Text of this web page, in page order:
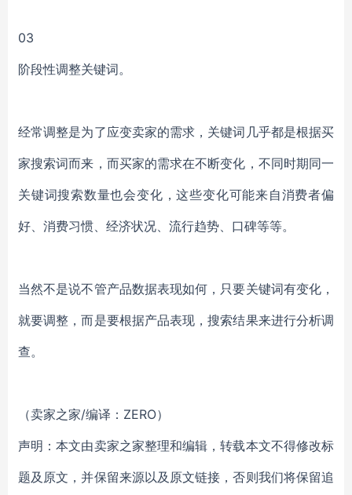
03
阶段性调整关键词。
经常调整是为了应变卖家的需求，关键词几乎都是根据买
家搜索词而来，而买家的需求在不断变化，不同时期同一
关键词搜索数量也会变化，这些变化可能来自消费者偏
好、消费习惯、经济状况、流行趋势、口碑等等。
当然不是说不管产品数据表现如何，只要关键词有变化，
就要调整，而是要根据产品表现，搜索结果来进行分析调
查。
（卖家之家/编译：ZERO）
声明：本文由卖家之家整理和编辑，转载本文不得修改标
题及原文，并保留来源以及原文链接，否则我们将保留追